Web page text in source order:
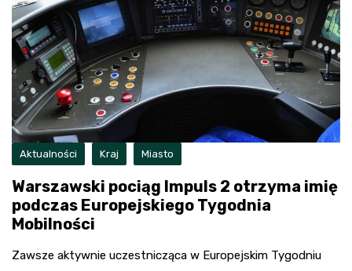
Aktualności Kraj Miasto
Warszawski pociąg Impuls 2 otrzyma imię
podczas Europejskiego Tygodnia
Mobilności
Zawsze aktywnie uczestnicząca w Europejskim Tygodniu